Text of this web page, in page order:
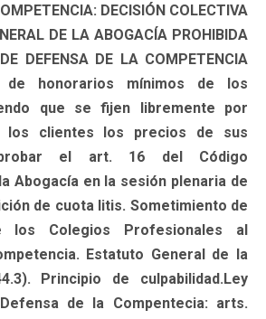
DECISIÓN COLECTIVA
DE LA ABOGACÍA PROHIBIDA
DEFENSA DE LA COMPETENCIA
de honorarios mínimos de los
que se fijen libremente por
los clientes los precios de sus
el art. 16 del Código
Abogacía en la sesión plenaria de
de cuota litis. Sometimiento de
los Colegios Profesionales al
Estatuto General de la
Principio de culpabilidad.Ley
de la Compentecia: arts.